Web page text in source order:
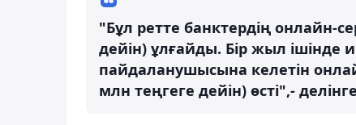
"Бұл ретте банктердің онлайн-
дейін) ұлғайды. Бір жыл ішінде
пайдаланушысына келетін
млн теңгеге дейін) өсті",-